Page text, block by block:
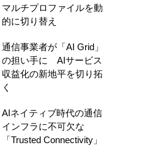
マルチプロファイルを動
的に切り替え
通信事業者が「AI Grid」
の担い手に AIサービス
収益化の新地平を切り拓
く
AIネイティブ時代の通信
インフラに不可欠な
「Trusted Connectivity」